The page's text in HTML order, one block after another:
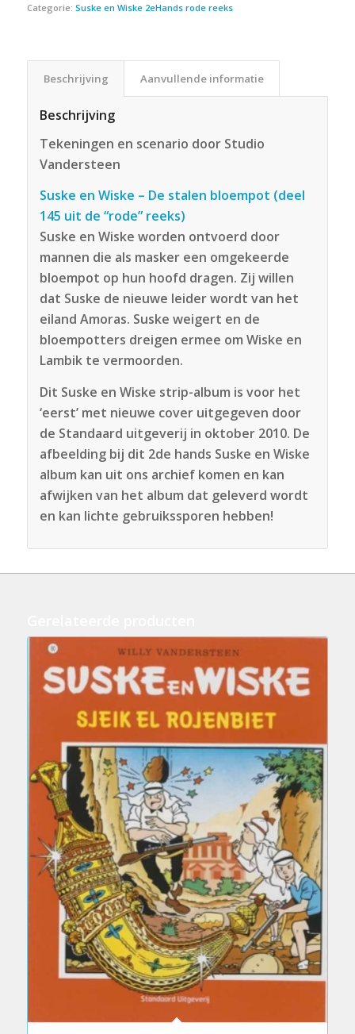
Categorie: Suske en Wiske 2eHands rode reeks
Beschrijving Aanvullende informatie
Beschrijving
Tekeningen en scenario door Studio
Vandersteen
Suske en Wiske – De stalen bloempot (deel
145 uit de “rode” reeks)
Suske en Wiske worden ontvoerd door
mannen die als masker een omgekeerde
bloempot op hun hoofd dragen. Zij willen
dat Suske de nieuwe leider wordt van het
eiland Amoras. Suske weigert en de
bloempotters dreigen ermee om Wiske en
Lambik te vermoorden.
Dit Suske en Wiske strip-album is voor het
‘eerst’ met nieuwe cover uitgegeven door
de Standaard uitgeverij in oktober 2010. De
afbeelding bij dit 2de hands Suske en Wiske
album kan uit ons archief komen en kan
afwijken van het album dat geleverd wordt
en kan lichte gebruikssporen hebben!